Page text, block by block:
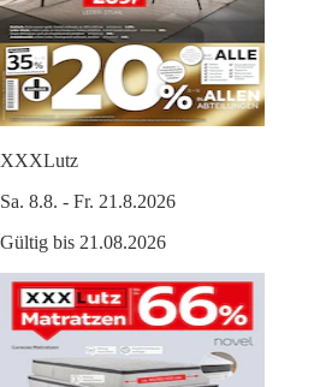
XXXLutz
Sa. 8.8. - Fr. 21.8.2026
Gültig bis 21.08.2026